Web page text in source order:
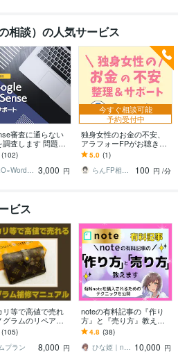
相談）の人気サービス
審査に通らない
調査します 問題
点をすべて洗い
動画で改善方法を
イス
(102)
SEO×WordPressエンジニア瀬尾 3,000 円
今すぐ相談可能
予約受付中
独身女性のお金の不安、
アラフォーFPがお聴きし
ます お金の不安について
整理＆サポート！
5.0 (1)
らんFP相談室
100 円 /分
ビス
リ等で高値で売れ
グラムのリペア教
ランド品転売で主
を確立し、売上を
たい方へ☆
(105)
プラン
8,000 円
noteの有料記事の『作り
方』と『売り方』教えま
す 売れる有料記事には理
由がある！note収益化の
必須テクニック
4.8 (38)
ひな姫｜note大学運営｜収益化運用支援 10,000 円